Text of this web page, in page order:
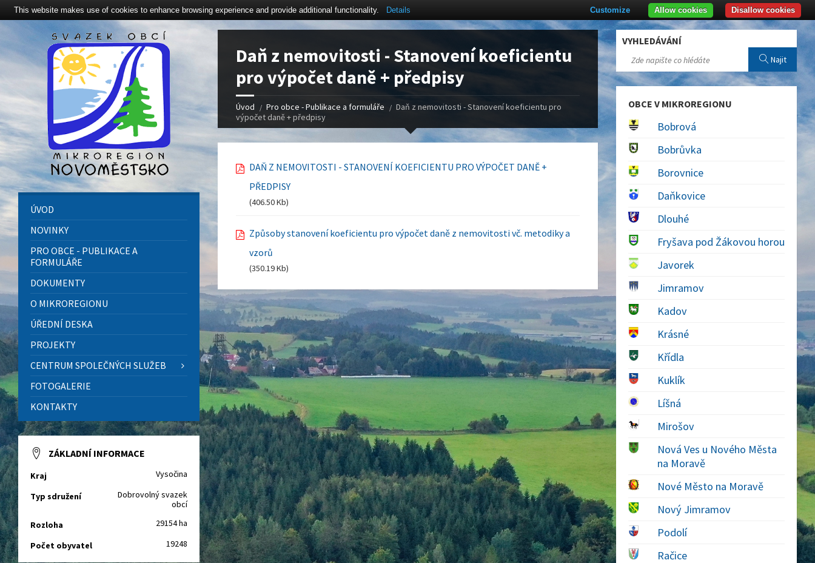
Click here to revoke the Cookie consent
Daň z nemovitosti - Stanovení koeficientu
pro výpočet daně + předpisy
Úvod Pro obce - Publikace a formuláře
Daň z nemovitosti - Stanovení koeficientu pro
výpočet daně + předpisy
DAŇ Z NEMOVITOSTI - STANOVENÍ KOEFICIENTU PRO VÝPOČET DANĚ +
PŘEDPISY
(406.50 Kb)
Způsoby stanovení koeficientu pro výpočet daně z nemovitosti vč. metodiky a
vzorů
(350.19 Kb)
ÚVOD
NOVINKY
PRO OBCE - PUBLIKACE A
FORMULÁŘE
DOKUMENTY
O MIKROREGIONU
ÚŘEDNÍ DESKA
PROJEKTY
CENTRUM SPOLEČNÝCH SLUŽEB
FOTOGALERIE
KONTAKTY
ZÁKLADNÍ INFORMACE
Kraj Vysočina
Typ sdružení
Dobrovolný svazek
obcí
Rozloha
29154 ha
Počet obyvatel 19248
VYHLEDÁVÁNÍ
Najit
OBCE V MIKROREGIONU
Bobrová
Bobrůvka
Borovnice
Daňkovice
Dlouhé
Fryšava pod Žákovou horou
Javorek
Jimramov
Kadov
Krásné
Křídla
Kuklík
Líšná
Mirošov
Nová Ves u Nového Města
na Moravě
Nové Město na Moravě
Nový Jimramov
Podolí
Račice
This website makes use of cookies to enhance browsing experience and provide additional functionality. Details Disallow cookies
Allow cookies
Customize